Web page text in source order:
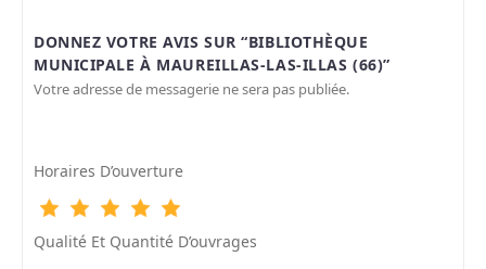
DONNEZ VOTRE AVIS SUR “BIBLIOTHÈQUE
MUNICIPALE À MAUREILLAS-LAS-ILLAS (66)”
Votre adresse de messagerie ne sera pas publiée.
Horaires D’ouverture
Qualité Et Quantité D’ouvrages